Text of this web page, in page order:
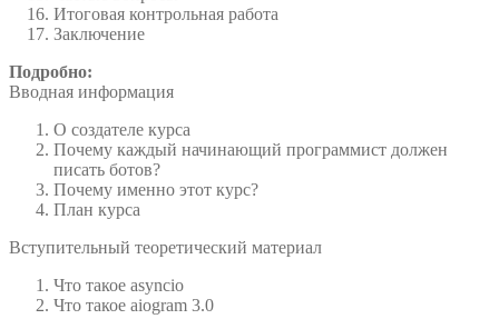
Итоговая контрольная работа
Заключение
Подробно:
Вводная информация
О создателе курса
Почему каждый начинающий программист должен
писать ботов?
Почему именно этот курс?
План курса
Вступительный теоретический материал
Что такое asyncio
Что такое aiogram 3.0